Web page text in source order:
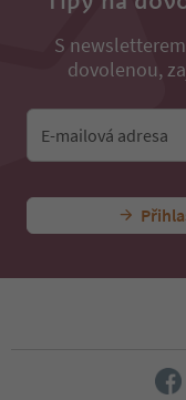
S
dovolenou,
E-mailová adresa